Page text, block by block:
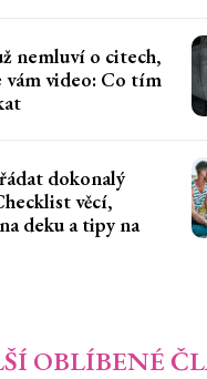
nemluví o citech,
vám video: Co tím
dokonalý
věcí,
deku a tipy na
OBLÍBENÉ